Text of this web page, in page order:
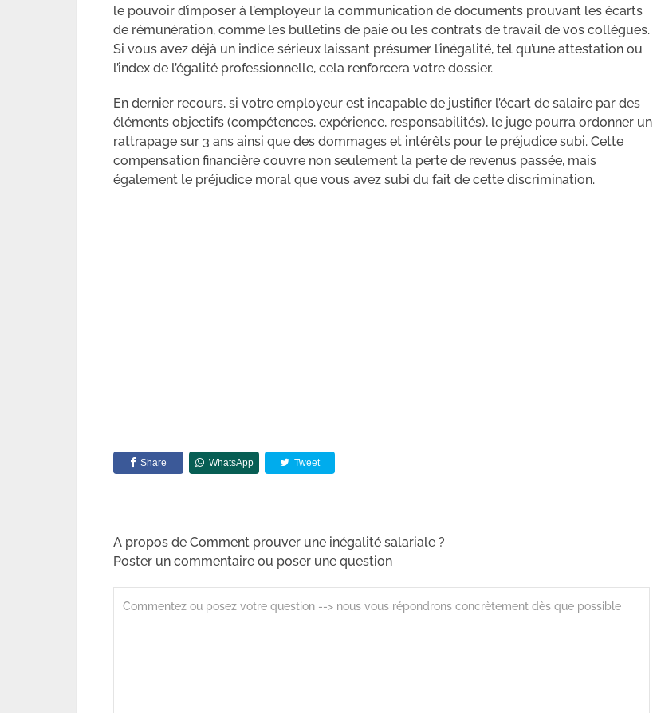
le pouvoir d’imposer à l’employeur la communication de documents prouvant les écarts
de rémunération, comme les bulletins de paie ou les contrats de travail de vos collègues.
Si vous avez déjà un indice sérieux laissant présumer l’inégalité, tel qu’une attestation ou
l’index de l’égalité professionnelle, cela renforcera votre dossier.
En dernier recours, si votre employeur est incapable de justifier l’écart de salaire par des
éléments objectifs (compétences, expérience, responsabilités), le juge pourra ordonner un
rattrapage sur 3 ans ainsi que des dommages et intérêts pour le préjudice subi. Cette
compensation financière couvre non seulement la perte de revenus passée, mais
également le préjudice moral que vous avez subi du fait de cette discrimination.
Share WhatsApp Tweet
A propos de Comment prouver une inégalité salariale ?
Poster un commentaire ou poser une question